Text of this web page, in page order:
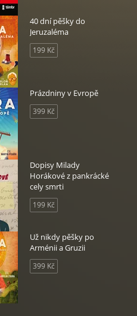
40 dní pěšky do
Jeruzaléma
199 Kč
Prázdniny v Evropě
399 Kč
Dopisy Milady
Horákové z pankrácké
cely smrti
199 Kč
Už nikdy pěšky po
Arménii a Gruzii
399 Kč